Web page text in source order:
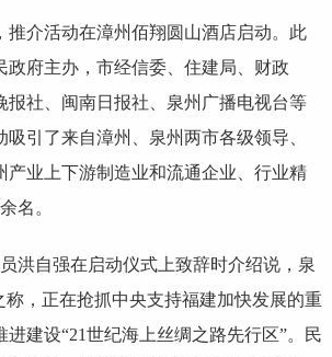
介活动在漳州佰翔圆山酒店启动。此
政府主办，市经信委、住建局、财政
报社、闽南日报社、泉州广播电视台等
引了来自漳州、泉州两市各级领导、
产业上下游制造业和流通企业、行业精
名。
自强在启动仪式上致辞时介绍说，泉
称，正在抢抓中央支持福建加快发展的重
进建设“21世纪海上丝绸之路先行区”。民